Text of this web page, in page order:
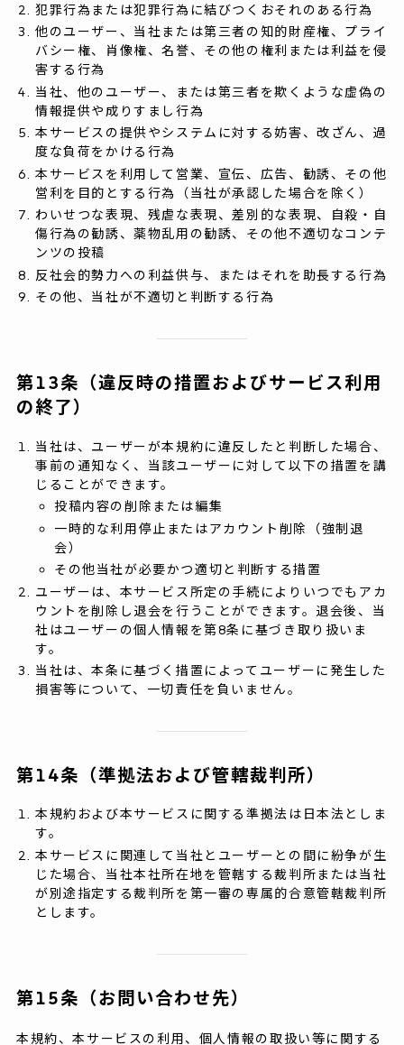
犯罪行為または犯罪行為に結びつくおそれのある行為
他のユーザー、当社または第三者の知的財産権、プライ
バシー権、肖像権、名誉、その他の権利または利益を侵
害する行為
当社、他のユーザー、または第三者を欺くような虚偽の
情報提供や成りすまし行為
本サービスの提供やシステムに対する妨害、改ざん、過
度な負荷をかける行為
本サービスを利用して営業、宣伝、広告、勧誘、その他
営利を目的とする行為（当社が承認した場合を除く）
わいせつな表現、残虐な表現、差別的な表現、自殺・自
傷行為の勧誘、薬物乱用の勧誘、その他不適切なコンテ
ンツの投稿
反社会的勢力への利益供与、またはそれを助長する行為
その他、当社が不適切と判断する行為
第13条（違反時の措置およびサービス利用
の終了）
当社は、ユーザーが本規約に違反したと判断した場合、
事前の通知なく、当該ユーザーに対して以下の措置を講
じることができます。
投稿内容の削除または編集
一時的な利用停止またはアカウント削除（強制退
会）
その他当社が必要かつ適切と判断する措置
ユーザーは、本サービス所定の手続によりいつでもアカ
ウントを削除し退会を行うことができます。退会後、当
社はユーザーの個人情報を第8条に基づき取り扱いま
す。
当社は、本条に基づく措置によってユーザーに発生した
損害等について、一切責任を負いません。
第14条（準拠法および管轄裁判所）
本規約および本サービスに関する準拠法は日本法としま
す。
本サービスに関連して当社とユーザーとの間に紛争が生
じた場合、当社本社所在地を管轄する裁判所または当社
が別途指定する裁判所を第一審の専属的合意管轄裁判所
とします。
第15条（お問い合わせ先）
本規約、本サービスの利用、個人情報の取扱い等に関する